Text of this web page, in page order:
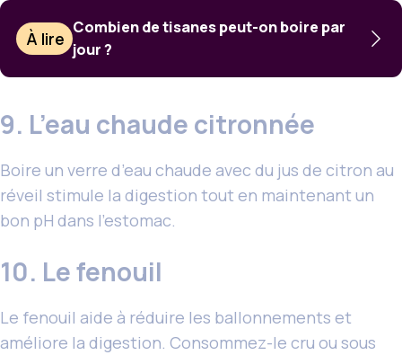
À lire
Combien de tisanes peut-on boire par
jour ?
9. L’eau chaude citronnée
Boire un verre d’eau chaude avec du jus de citron au
réveil stimule la digestion tout en maintenant un
bon pH dans l’estomac.
10. Le fenouil
Le fenouil aide à réduire les ballonnements et
améliore la digestion. Consommez-le cru ou sous